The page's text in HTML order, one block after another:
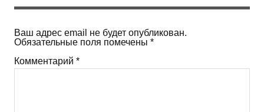
Ваш адрес email не будет опубликован.
Обязательные поля помечены *
Комментарий *